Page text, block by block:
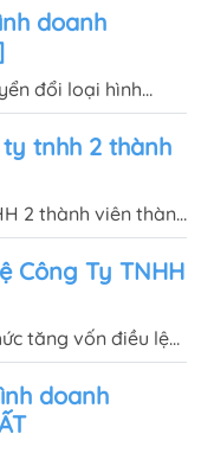
doanh
đổi loại hình
hoàn tất
con dấu mới sau 5
tnhh 2 thành
2 thành viên thành
cơ quan thuế và
đổi doanh nghiệp
Công Ty TNHH
tăng vốn điều lệ
ty TNHH 2 thành
đáp trong bài
doanh